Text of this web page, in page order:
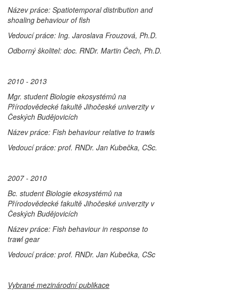
Název práce: Spatiotemporal distribution and
shoaling behaviour of fish
Vedoucí práce: Ing. Jaroslava Frouzová, Ph.D.
Odborný školitel: doc. RNDr. Martin Čech, Ph.D.
2010 - 2013
Mgr. student Biologie ekosystémů na
Přírodovědecké fakultě Jihočeské univerzity v
Českých Budějovicích
Název práce: Fish behaviour relative to trawls
Vedoucí práce: prof. RNDr. Jan Kubečka, CSc.
2007 - 2010
Bc. student Biologie ekosystémů na
Přírodovědecké fakultě Jihočeské univerzity v
Českých Budějovicích
Název práce: Fish behaviour in response to
trawl gear
Vedoucí práce: prof. RNDr. Jan Kubečka, CSc
Vybrané mezinárodní publikace